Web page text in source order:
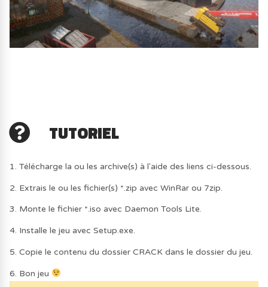
TUTORIEL
1. Télécharge la ou les archive(s) à l'aide des liens ci-dessous.
2. Extrais le ou les fichier(s) *.zip avec WinRar ou 7zip.
3. Monte le fichier *.iso avec Daemon Tools Lite.
4. Installe le jeu avec Setup.exe.
5. Copie le contenu du dossier CRACK dans le dossier du jeu.
6. Bon jeu